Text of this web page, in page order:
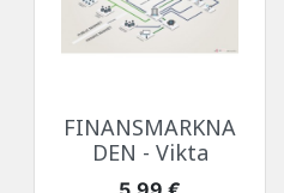
FINANSMARKNA
DEN - Vikta
Pris